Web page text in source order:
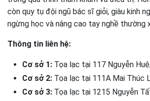
còn quy tụ đội ngũ bác sĩ giỏi, giàu kinh
ngừng học và nâng cao tay nghề thường
Thông tin liên hệ:
Cơ sở 1: Tọa lạc tại 117 Nguyễn
Cơ sở 2: Tọa lạc tại 111A Mai Thúc
Cơ sở 3: Tọa lạc tại 1215 Nguyễn